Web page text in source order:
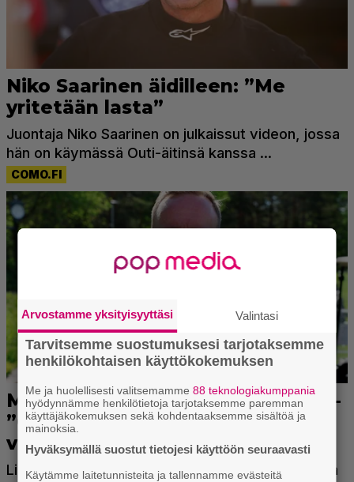
Arvostamme yksityisyyttäsi Valintasi
Tarvitsemme suostumuksesi tarjotaksemme
henkilökohtaisen käyttökokemuksen
Me ja huolellisesti valitsemamme88 teknologiakumppania
hyödynnämme henkilötietoja tarjotaksemme paremman
käyttäjäkokemuksen sekä kohdentaaksemme sisältöä ja
mainoksia.
Hyväksymällä suostut tietojesi käyttöön seuraavasti
Käytämme laitetunnisteita ja tallennamme evästeitä